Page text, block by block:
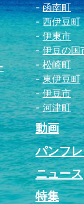
函南町
西伊豆町
伊東市
伊豆の国
松崎町
東伊豆町
伊豆市
河津町
動画
パンフ
ニュース
特集